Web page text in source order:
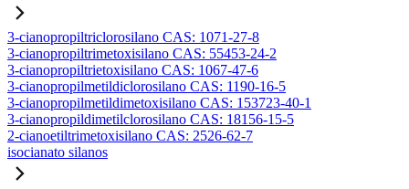
3-cianopropiltriclorosilano CAS: 1071-27-8
3-cianopropiltrimetoxisilano CAS: 55453-24-2
3-cianopropiltrietoxisilano CAS: 1067-47-6
3-cianopropilmetildiclorosilano CAS: 1190-16-5
3-cianopropilmetildimetoxisilano CAS: 153723-40-1
3-cianopropildimetilclorosilano CAS: 18156-15-5
2-cianoetiltrimetoxisilano CAS: 2526-62-7
isocianato silanos